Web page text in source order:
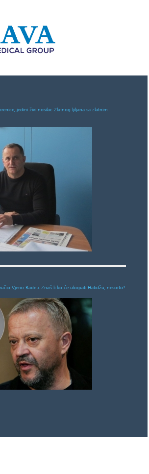
jedini živi nosilac Zlatnog ljiljana sa zlatnim
Vjerici Radeti: Znaš li ko će ukopati Hatidžu, nesorto?